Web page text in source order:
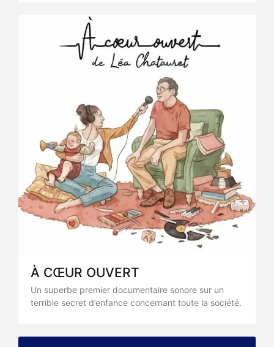
À CŒUR OUVERT
Un superbe premier documentaire sonore sur un
terrible secret d’enfance concernant toute la société.